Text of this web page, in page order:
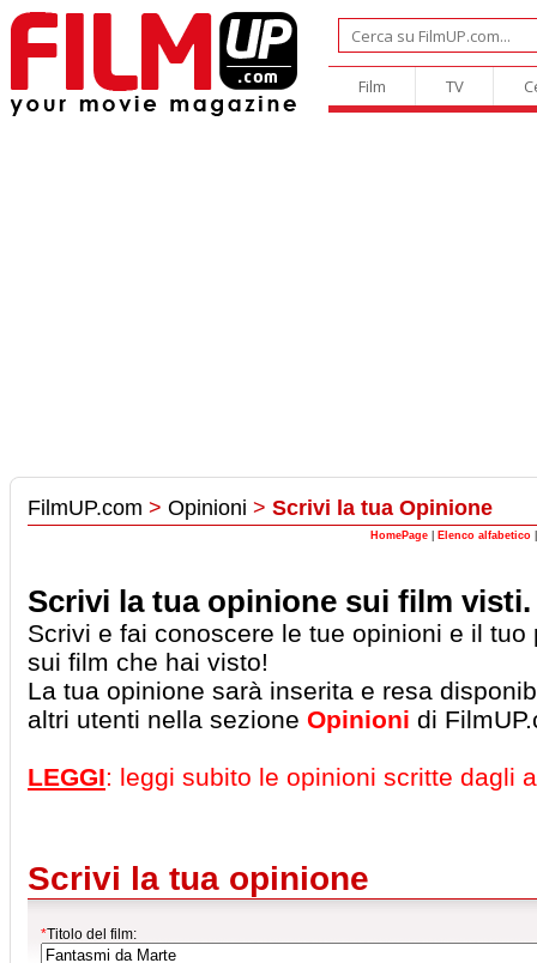
Film TV
FilmUP.com > Opinioni > Scrivi la tua Opinione
HomePage Elenco alfabetico
Scrivi la tua opinione sui film visti.
Scrivi e fai conoscere le tue opinioni e il tuo
sui film che hai visto!
La tua opinione sarà inserita e resa
altri utenti nella sezione Opinioni di
LEGGI: leggi subito le opinioni scritte dagli
Scrivi la tua opinione
*Titolo del film: